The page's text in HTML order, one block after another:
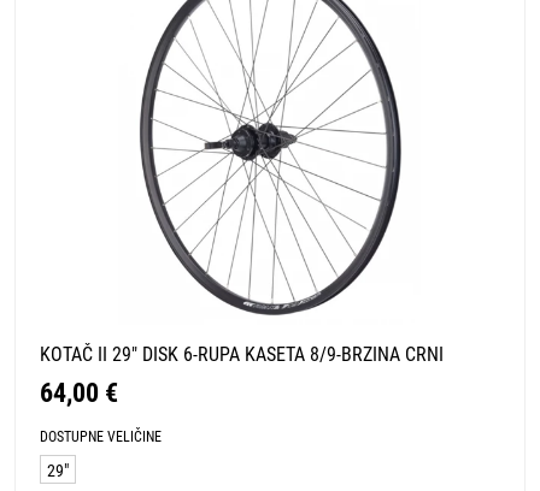
KOTAČ II 29" DISK 6-RUPA KASETA 8/9-BRZINA CRNI
64,00 €
DOSTUPNE VELIČINE
29"